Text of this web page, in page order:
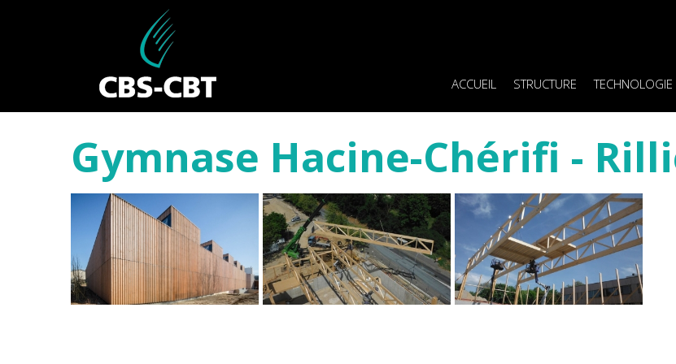
ACCUEIL STRUCTURE TECHNOLOGIE
Gymnase Hacine-Chérifi -